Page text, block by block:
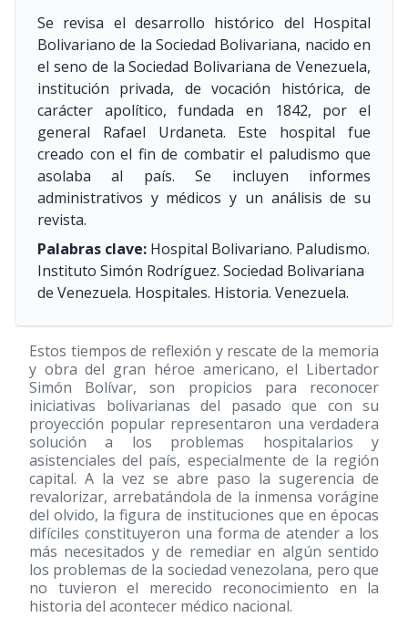
Se revisa el desarrollo histórico del Hospital
Bolivariano de la Sociedad Bolivariana, nacido en
el seno de la Sociedad Bolivariana de Venezuela,
institución privada, de vocación histórica, de
carácter apolítico, fundada en 1842, por el
general Rafael Urdaneta. Este hospital fue
creado con el fin de combatir el paludismo que
asolaba al país. Se incluyen informes
administrativos y médicos y un análisis de su
revista.
Palabras clave: Hospital Bolivariano. Paludismo.
Instituto Simón Rodríguez. Sociedad Bolivariana
de Venezuela. Hospitales. Historia. Venezuela.
Estos tiempos de reflexión y rescate de la memoria
y obra del gran héroe americano, el Libertador
Simón Bolívar, son propicios para reconocer
iniciativas bolivarianas del pasado que con su
proyección popular representaron una verdadera
solución a los problemas hospitalarios y
asistenciales del país, especialmente de la región
capital. A la vez se abre paso la sugerencia de
revalorizar, arrebatándola de la inmensa vorágine
del olvido, la figura de instituciones que en épocas
difíciles constituyeron una forma de atender a los
más necesitados y de remediar en algún sentido
los problemas de la sociedad venezolana, pero que
no tuvieron el merecido reconocimiento en la
historia del acontecer médico nacional.